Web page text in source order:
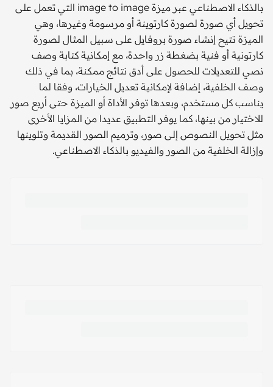
بالذكاء ‏الاصطناعي عبر ميزة image to image التي تعمل على
تحويل أي ‏صورة لصورة كارتوينة أو مرسومة وغيرها، وهي
الميزة تتيح إنشاء ‏صورة بروفايل على سبيل المثال لصورة
كارتونية أو فنية بضغطة زر ‏واحدة، مع إمكانية كتابة وصف
نصي للتعديلات للحصول على أدق نتائج ‏ممكنة، بما في ذلك
وصف الخلفية، إضافة لإمكانية تعديل الخيارات، وفقا ‏لما
يناسب كل مستخدم، وبعدها توفر الأداة أو الميزة حتى أربع صور
‏للاختيار من بينها، كما يوفر التطبيق عديدا من المزايا الأخرى
مثل تحويل ‏النصوص إلى صور، وترميم الصور القديمة وتلوينها
وإزالة الخلفية من ‏الصور والفيديو بالذكاء الاصطناعي.‏